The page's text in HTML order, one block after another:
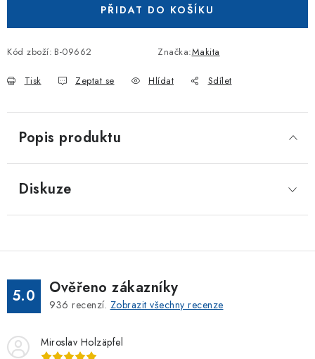
PŘIDAT DO KOŠÍKU
Kód zboží: B-09662 Značka:Makita
Tisk Zeptat se Hlídat Sdílet
Popis produktu
Diskuze
5.0 Ověřeno zákazníky
936 recenzí. Zobrazit všechny recenze
Miroslav Holzäpfel